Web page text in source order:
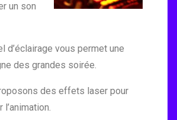
un son
d’éclairage vous permet une
des grandes soirée.
des effets laser pour